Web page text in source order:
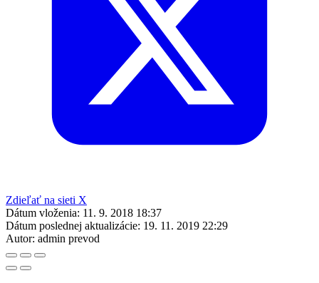
Zdieľať na sieti X
Dátum vloženia: 11. 9. 2018 18:37
Dátum poslednej aktualizácie: 19. 11. 2019 22:29
Autor: admin prevod